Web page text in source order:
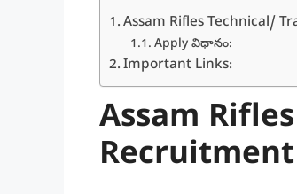
Assam Rifles Technical/
Apply విధానం:
Important Links:
Assam
Recruitment